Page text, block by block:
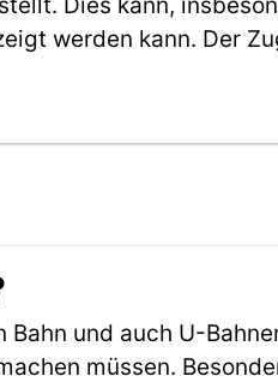
werden kann. Der
und auch U-
müssen.